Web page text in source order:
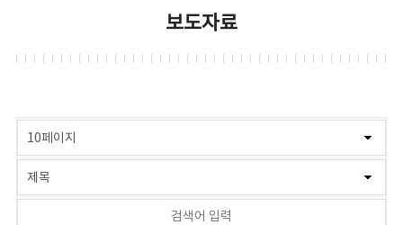
보도자료